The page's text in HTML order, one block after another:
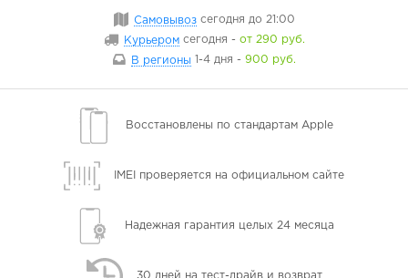
Самовывоз сегодня до 21:00
Курьером сегодня - от 290 руб.
В регионы
1-4 дня - 900 руб.
Восстановлены по стандартам Apple
IMEI проверяется на официальном сайте
Надежная гарантия целых 24 месяца